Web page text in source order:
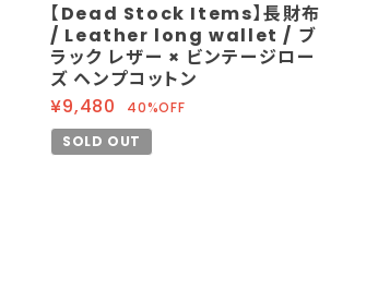
【Dead Stock Items】長財布
/ Leather long wallet / ブ
ラック レザー × ビンテージロー
ズ ヘンプコットン
¥9,480
40%OFF
SOLD OUT